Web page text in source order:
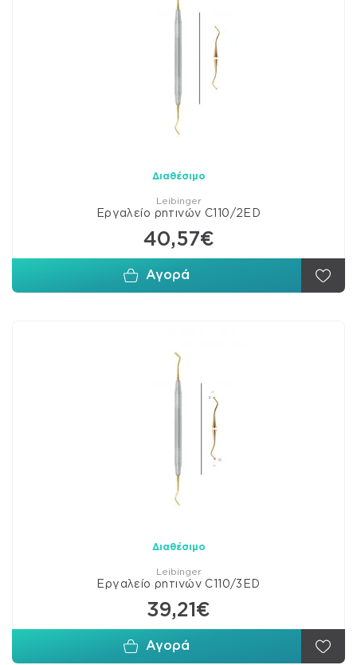
Διαθέσιμο
Leibinger
Εργαλείο ρητινών C110/2ED
40,57€
Αγορά
Διαθέσιμο
Leibinger
Εργαλείο ρητινών C110/3ED
39,21€
Αγορά